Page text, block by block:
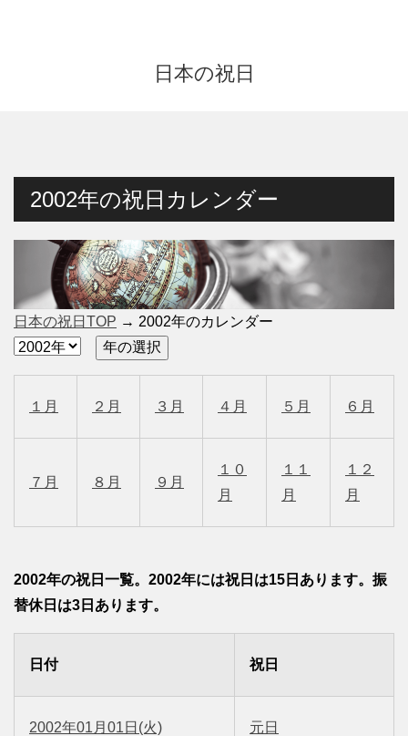
日本の祝日
2002年の祝日カレンダー
日本の祝日TOP → 2002年のカレンダー
１月 ２月 ３月 ４月 ５月 ６月
７月 ８月 ９月
１０
月
１１
月
１２
月
2002年の祝日一覧。2002年には祝日は15日あります。振
替休日は3日あります。
日付 祝日
2002年01月01日(火) 元日